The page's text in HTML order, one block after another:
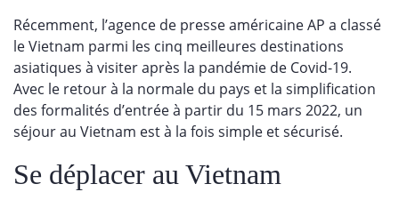
Récemment, l’agence de presse américaine AP a classé
le Vietnam parmi les cinq meilleures destinations
asiatiques à visiter après la pandémie de Covid-19.
Avec le retour à la normale du pays et la simplification
des formalités d’entrée à partir du 15 mars 2022, un
séjour au Vietnam est à la fois simple et sécurisé.
Se déplacer au Vietnam